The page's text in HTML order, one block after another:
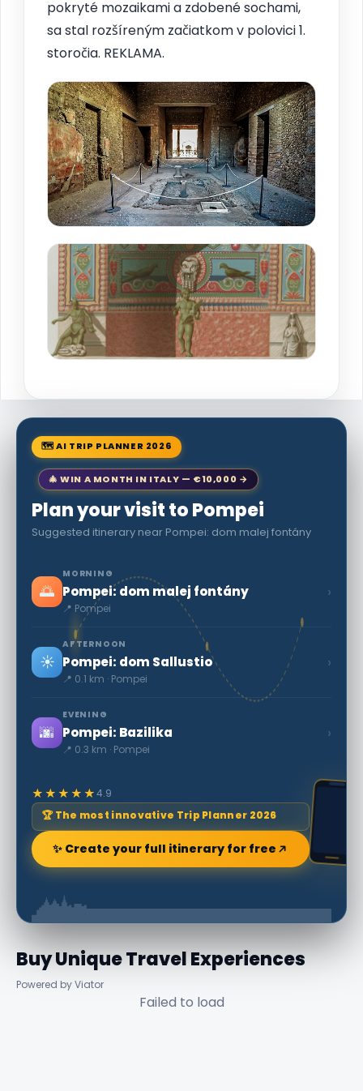
pokryté mozaikami a zdobené sochami,
sa stal rozšíreným začiatkom v polovici 1.
storočia. REKLAMA.
🗺 AI TRIP PLANNER 2026
🎄 WIN A MONTH IN ITALY — €10,000 →
Plan your visit to Pompei
Suggested itinerary near Pompei: dom malej fontány
🌅
MORNING
Pompei: dom malej fontány
📍 Pompei
›
☀️
AFTERNOON
Pompei: dom Sallustio
📍 0.1 km · Pompei
›
🌆
EVENING
Pompei: Bazilika
📍 0.3 km · Pompei
›
★★★★★4.9
🏆 The most innovative Trip Planner 2026
✨ Create your full itinerary for free
Buy Unique Travel Experiences
Powered by Viator
Failed to load